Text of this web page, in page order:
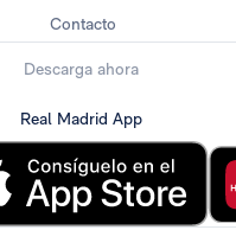
Contacto
Descarga ahora
Real Madrid App